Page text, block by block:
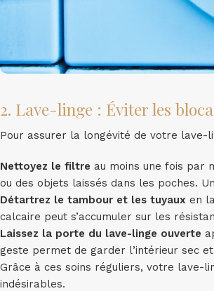
2. Lave-linge : Éviter les
Pour assurer la longévité de votre lave-
Nettoyez le filtre au moins une fois par
ou des objets laissés dans les poches.
Détartrez le tambour et les tuyaux en
calcaire peut s’accumuler sur les
Laissez la porte du lave-linge ouverte
geste permet de garder l’intérieur sec
Grâce à ces soins réguliers, votre lave-
indésirables.